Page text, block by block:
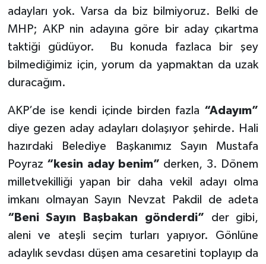
adayları yok. Varsa da biz bilmiyoruz. Belki de
MHP; AKP nin adayına göre bir aday çıkartma
taktiği güdüyor.
Bu konuda fazlaca bir şey
bilmediğimiz için, yorum da yapmaktan da uzak
duracağım.
AKP’de ise kendi içinde birden fazla “Adayım”
diye gezen aday adayları dolaşıyor şehirde. Hali
hazırdaki Belediye Başkanımız Sayın Mustafa
Poyraz “kesin aday benim” derken, 3. Dönem
milletvekilliği yapan bir daha vekil adayı olma
imkanı olmayan Sayın Nevzat Pakdil de adeta
“Beni Sayın Başbakan gönderdi” der gibi,
aleni ve ateşli seçim turları yapıyor. Gönlüne
adaylık sevdası düşen ama cesaretini toplayıp da